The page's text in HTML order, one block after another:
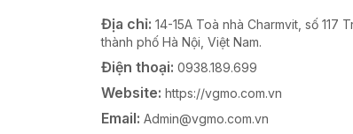
Địa chỉ: 14-15A Toà nhà Charmvit, số 117
thành phố Hà Nội, Việt Nam.
Điện thoại: 0938.189.699
Website: https://vgmo.com.vn
Email: Admin@vgmo.com.vn